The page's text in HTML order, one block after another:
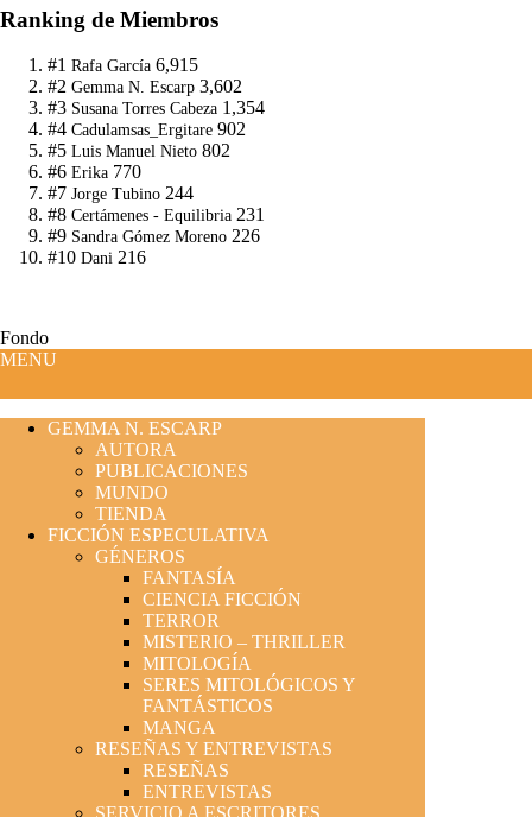
Ranking de Miembros
#1 Rafa García 6,915
#2 Gemma N. Escarp 3,602
#3 Susana Torres Cabeza 1,354
#4 Cadulamsas_Ergitare 902
#5 Luis Manuel Nieto 802
#6 Erika 770
#7 Jorge Tubino 244
#8 Certámenes - Equilibria 231
#9 Sandra Gómez Moreno 226
#10 Dani 216
Fondo
MENU
GEMMA N. ESCARP
AUTORA
PUBLICACIONES
MUNDO
TIENDA
FICCIÓN ESPECULATIVA
GÉNEROS
FANTASÍA
CIENCIA FICCIÓN
TERROR
MISTERIO – THRILLER
MITOLOGÍA
SERES MITOLÓGICOS Y
FANTÁSTICOS
MANGA
RESEÑAS Y ENTREVISTAS
RESEÑAS
ENTREVISTAS
SERVICIO A ESCRITORES